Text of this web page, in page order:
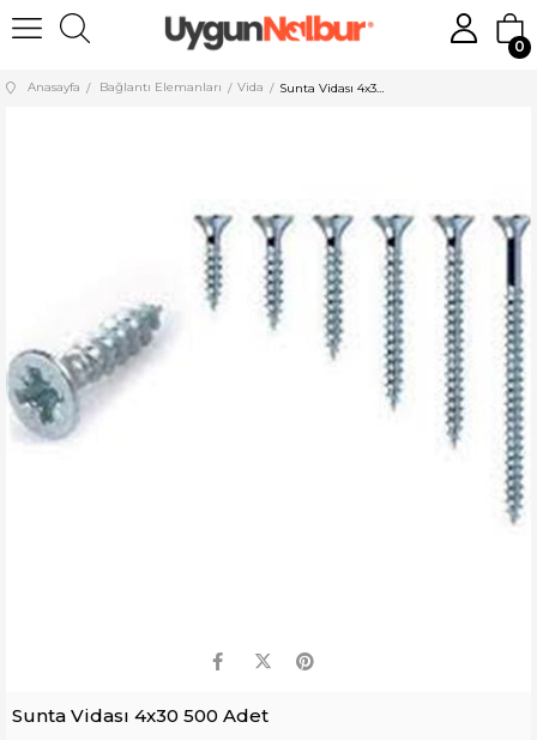
0
Anasayfa Bağlantı Elemanları Vida
Sunta Vidası 4x30 500 Adet